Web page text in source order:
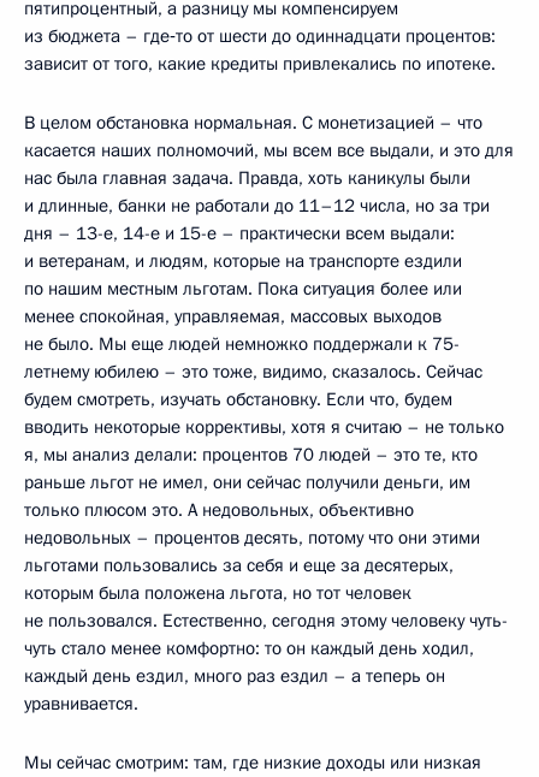
пятипроцентный, а разницу мы компенсируем
из бюджета – где‑то от шести до одиннадцати процентов:
зависит от того, какие кредиты привлекались по ипотеке.
В целом обстановка нормальная. С монетизацией – что
касается наших полномочий, мы всем все выдали, и это для
нас была главная задача. Правда, хоть каникулы были
и длинные, банки не работали до 11–12 числа, но за три
дня – 13-е, 14-е и 15-е – практически всем выдали:
и ветеранам, и людям, которые на транспорте ездили
по нашим местным льготам. Пока ситуация более или
менее спокойная, управляемая, массовых выходов
не было. Мы еще людей немножко поддержали к 75-
летнему юбилею – это тоже, видимо, сказалось. Сейчас
будем смотреть, изучать обстановку. Если что, будем
вводить некоторые коррективы, хотя я считаю – не только
я, мы анализ делали: процентов 70 людей – это те, кто
раньше льгот не имел, они сейчас получили деньги, им
только плюсом это. А недовольных, объективно
недовольных – процентов десять, потому что они этими
льготами пользовались за себя и еще за десятерых,
которым была положена льгота, но тот человек
не пользовался. Естественно, сегодня этому человеку чуть-
чуть стало менее комфортно: то он каждый день ходил,
каждый день ездил, много раз ездил – а теперь он
уравнивается.
Мы сейчас смотрим: там, где низкие доходы или низкая